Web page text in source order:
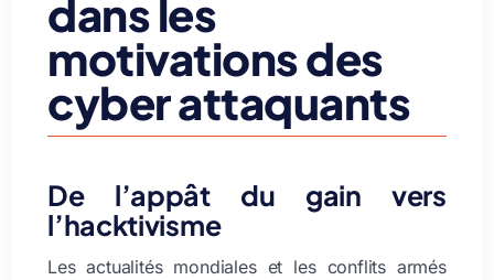
dans les
motivations des
cyber attaquants
De l’appât du gain vers
l’hacktivisme
Les actualités mondiales et les conflits armés